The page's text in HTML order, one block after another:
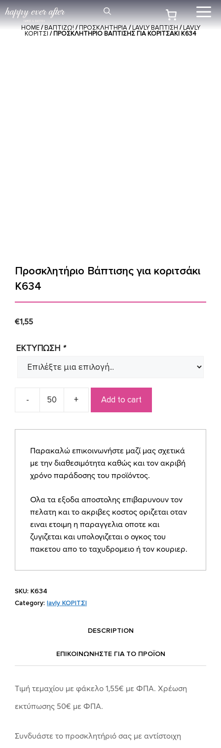
Μετάβαση
σε
περιεχόμενο
HOME/ΒΑΠΤΙΖΩ!/ΠΡΟΣΚΛΗΤΗΡΙΑ/LAVLY ΒΑΠΤΙΣΗ/LAVLY
ΚΟΡΙΤΣΙ / ΠΡΟΣΚΛΗΤΉΡΙΟ ΒΆΠΤΙΣΗΣ ΓΙΑ ΚΟΡΙΤΣΆΚΙ Κ634
Προσκλητήριο Βάπτισης για κοριτσάκι
Κ634
€1,55
ΕΚΤΥΠΩΣΗ *
Προσκλητήριο
για
Κ634
quantity
Add to cart
Παρακαλώ επικοινωνήστε μαζί μας σχετικά
με την διαθεσιμότητα καθώς και τον ακριβή
χρόνο παράδοσης του προϊόντος.
Ολα τα εξοδα αποστολης επιβαρυνουν τον
πελατη και το ακριβες κοστος οριζεται οταν
ειναι ετοιμη η παραγγελια οποτε και
ζυγιζεται και υπολογιζεται ο ογκος του
πακετου απο το ταχυδρομειο ή τον κουριερ.
SKU: Κ634
Category: lavly ΚΟΡΙΤΣΙ
DESCRIPTION
ΕΠΙΚΟΙΝΩΝΗΣΤΕ ΓΙΑ ΤΟ ΠΡΟΪOΝ
Tιμή τεμαχίου με φάκελο 1,55€ με ΦΠΑ. Χρέωση
εκτύπωσης 50€ με ΦΠΑ.
Συνδυάστε το προσκλητήριό σας με αντίστοιχη